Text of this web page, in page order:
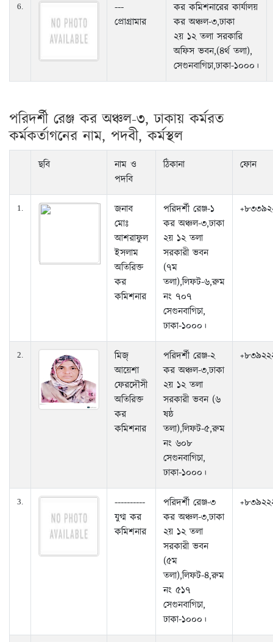
6.
---
প্রোগ্রামার
কর কমিশনারের কার্যালয়
কর অঞ্চল-৩,ঢাকা
২য় ১২ তলা সরকারি
অফিস ভবন,(৪র্থ তলা),
সেগুনবাগিচা,ঢাকা-১০০০।
পরিদর্শী রেঞ্জ কর অঞ্চল-৩, ঢাকায় কর্মরত
কর্মকর্তাগনের নাম, পদবী, কর্মস্থল
ছবি
নাম ও
পদবি
ঠিকানা ফোন
1.
জনাব
মোঃ
আশরাফুল
ইসলাম
অতিরিক্ত
কর
কমিশনার
পরিদর্শী রেঞ্জ-১
কর অঞ্চল-৩,ঢাকা
২য় ১২ তলা
সরকারী ভবন
(৭ম
তলা),লিফট-৬,রুম
নং ৭০৭
সেগুনবাগিচা,
ঢাকা-১০০০।
2.
মিজ্
আয়েশা
ফেরদৌসী
অতিরিক্ত
কর
কমিশনার
পরিদর্শী রেঞ্জ-২
কর অঞ্চল-৩,ঢাকা
২য় ১২ তলা
সরকারী ভবন (৬
ষষ্ঠ
তলা),লিফট-৫,রুম
নং ৬০৮
সেগুনবাগিচা,
ঢাকা-১০০০।
3.
----------
যুগ্ম কর
কমিশনার
পরিদর্শী রেঞ্জ-৩
কর অঞ্চল-৩,ঢাকা
২য় ১২ তলা
সরকারী ভবন
(৫ম
তলা),লিফট-৪,রুম
নং ৫১৭
সেগুনবাগিচা,
ঢাকা-১০০০।